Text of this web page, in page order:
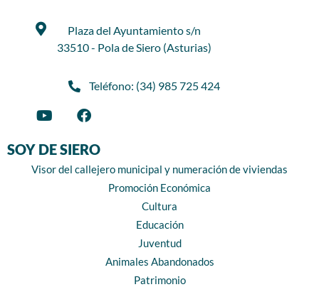
Plaza del Ayuntamiento s/n
33510 - Pola de Siero (Asturias)
Teléfono: (34) 985 725 424
SOY DE SIERO
Visor del callejero municipal y numeración de viviendas
Promoción Económica
Cultura
Educación
Juventud
Animales Abandonados
Patrimonio